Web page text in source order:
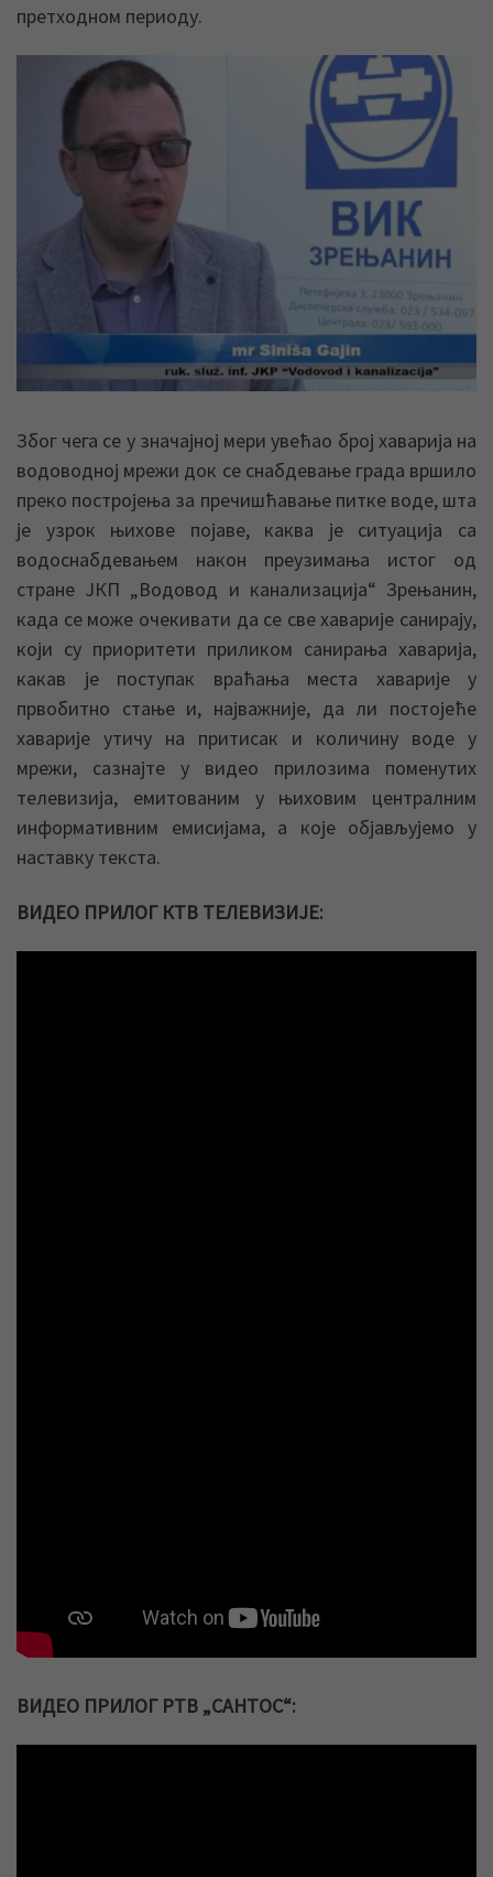
претходном периоду.
Због чега се у значајној мери увећао број хаварија на
водоводној мрежи док се снабдевање града вршило
преко постројења за пречишћавање питке воде, шта
је узрок њихове појаве, каква је ситуација са
водоснабдевањем након преузимања истог од
стране ЈКП „Водовод и канализација“ Зрењанин,
када се може очекивати да се све хаварије санирају,
који су приоритети приликом санирања хаварија,
какав је поступак враћања места хаварије у
првобитно стање и, најважније, да ли постојеће
хаварије утичу на притисак и количину воде у
мрежи, сазнајте у видео прилозима поменутих
телевизија, емитованим у њиховим централним
информативним емисијама, а које објављујемо у
наставку текста.
ВИДЕО ПРИЛОГ КТВ ТЕЛЕВИЗИЈЕ:
ВИДЕО ПРИЛОГ РТВ „САНТОС“: